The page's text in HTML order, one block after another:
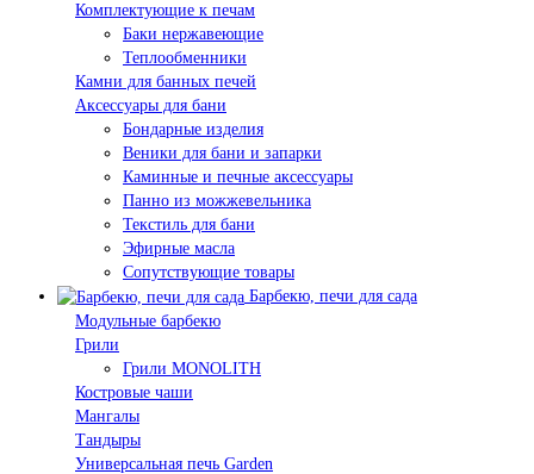
Комплектующие к печам
Баки нержавеющие
Теплообменники
Камни для банных печей
Аксессуары для бани
Бондарные изделия
Веники для бани и запарки
Каминные и печные аксессуары
Панно из можжевельника
Текстиль для бани
Эфирные масла
Сопутствующие товары
Барбекю, печи для сада
Модульные барбекю
Грили
Грили MONOLITH
Костровые чаши
Мангалы
Тандыры
Универсальная печь Garden